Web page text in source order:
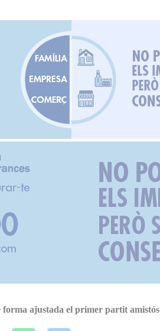
forma ajustada el primer partit amistós